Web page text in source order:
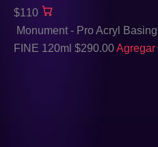
$110
Monument - Pro Acryl
FINE 120ml $290.00Agregar